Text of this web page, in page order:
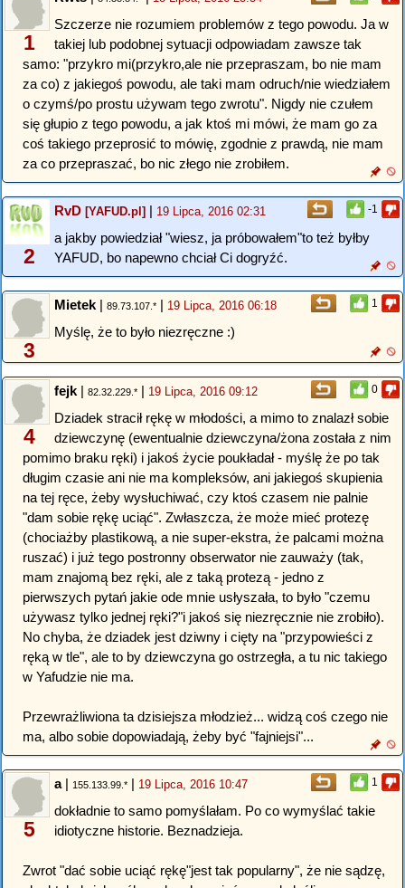
1
Szczerze nie rozumiem problemów z tego powodu. Ja w
takiej lub podobnej sytuacji odpowiadam zawsze tak
samo: "przykro mi(przykro,ale nie przepraszam, bo nie mam
za co) z jakiegoś powodu, ale taki mam odruch/nie wiedziałem
o czymś/po prostu używam tego zwrotu". Nigdy nie czułem
się głupio z tego powodu, a jak ktoś mi mówi, że mam go za
coś takiego przeprosić to mówię, zgodnie z prawdą, nie mam
za co przepraszać, bo nic złego nie zrobiłem.
-1
2
RvD [YAFUD.pl] | 19 Lipca, 2016 02:31
a jakby powiedział "wiesz, ja próbowałem"to też byłby
YAFUD, bo napewno chciał Ci dogryźć.
1
3
Mietek | 89.73.107.* | 19 Lipca, 2016 06:18
Myślę, że to było niezręczne :)
0
4
fejk | 82.32.229.* | 19 Lipca, 2016 09:12
Dziadek stracił rękę w młodości, a mimo to znalazł sobie
dziewczynę (ewentualnie dziewczyna/żona została z nim
pomimo braku ręki) i jakoś życie poukładał - myślę że po tak
długim czasie ani nie ma kompleksów, ani jakiegoś skupienia
na tej ręce, żeby wysłuchiwać, czy ktoś czasem nie palnie
"dam sobie rękę uciąć". Zwłaszcza, że może mieć protezę
(chociażby plastikową, a nie super-ekstra, że palcami można
ruszać) i już tego postronny obserwator nie zauważy (tak,
mam znajomą bez ręki, ale z taką protezą - jedno z
pierwszych pytań jakie ode mnie usłyszała, to było "czemu
używasz tylko jednej ręki?"i jakoś się niezręcznie nie zrobiło).
No chyba, że dziadek jest dziwny i cięty na "przypowieści z
ręką w tle", ale to by dziewczyna go ostrzegła, a tu nic takiego
w Yafudzie nie ma.
Przewrażliwiona ta dzisiejsza młodzież... widzą coś czego nie
ma, albo sobie dopowiadają, żeby być "fajniejsi"...
1
5
a| 155.133.99.* | 19 Lipca, 2016 10:47
dokładnie to samo pomyślałam. Po co wymyślać takie
idiotyczne historie. Beznadzieja.
Zwrot "dać sobie uciąć rękę"jest tak popularny", że nie sądzę,